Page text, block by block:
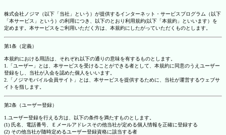
株式会社ノジマ（以下「当社」という）が提供するインターネット・サービスプログラム（以下
「本サービス」という）の利用につき、以下のとおり利用規約(以下「本規約」といいます）を
定めます。本サービスをご利用いただく方は、本規約にしたがっていただくものとします。
第1条（定義）
本規約における用語は、それぞれ以下の通りの意味を有するものとします。
1.「ユーザー」とは、本サービスを受けることができる者として、本規約に同意のうえユーザー
登録をし、当社が入会を認めた個人をいいます。
2.「ノジマモバイル会員サイト」とは、本サービスを提供するために、当社が運営するウェブサ
イトを指します。
第2条（ユーザー登録）
1.ユーザー登録を行える方は、以下の条件を満たすものとします。
(1) 氏名、電話番号、Ｅメールアドレスその他当社が定める個人情報を正確に登録する
(2) その他当社が随時定めるユーザー登録資格に該当する者